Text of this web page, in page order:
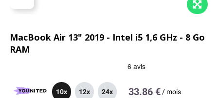
MacBook Air 13" 2019 - Intel i5 1,6 GHz - 8 Go
RAM
10x 12x 24x 33.86 € / mois